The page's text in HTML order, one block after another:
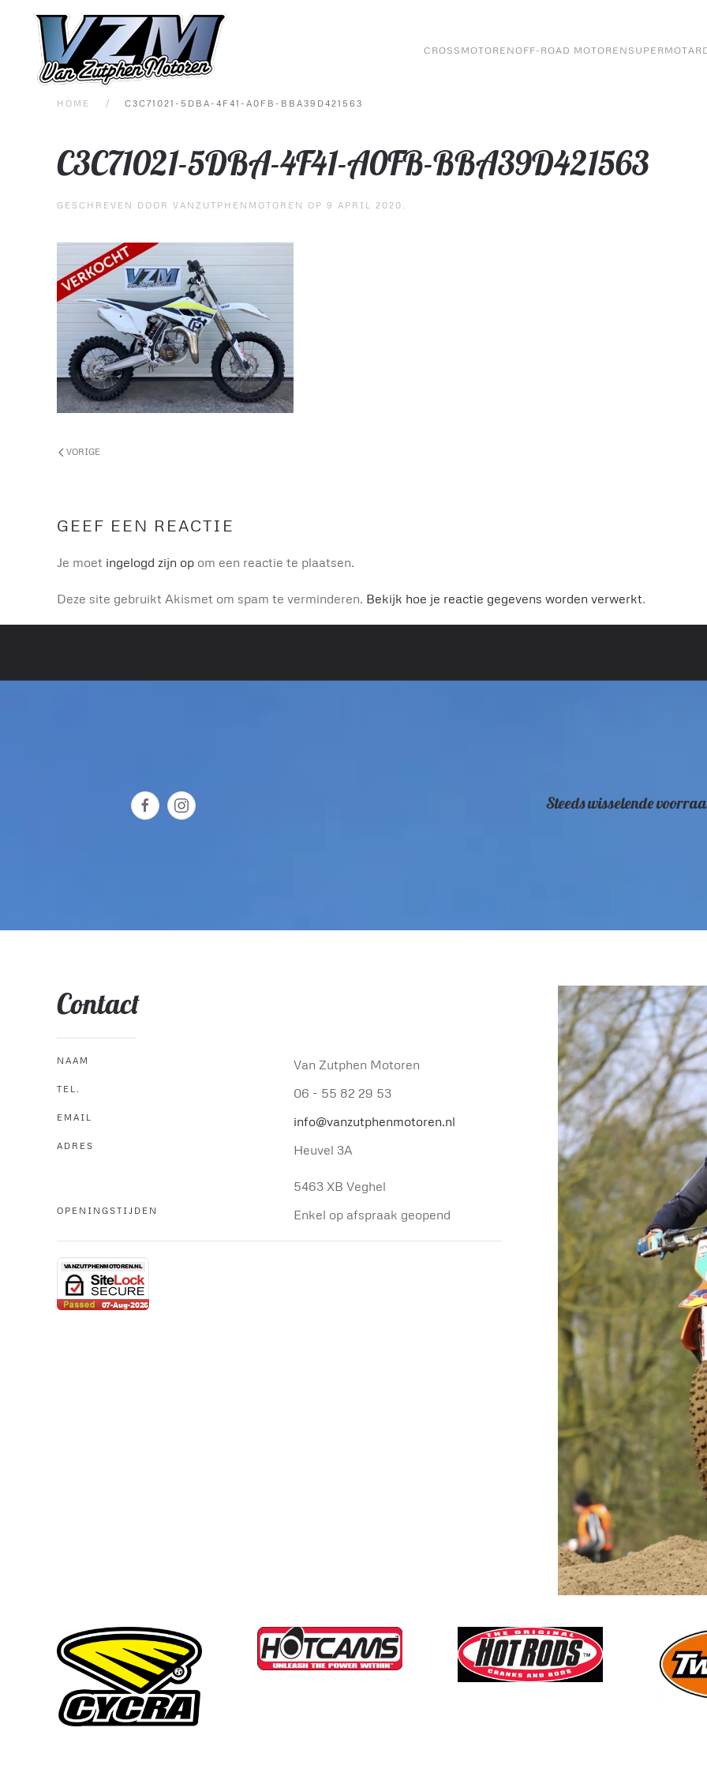
Overslaan en naar de inhoud gaan
CROSSMOTORENOFF-ROAD MOTOREN
HOME C3C71021-5DBA-4F41-A0FB-BBA39D421563
C3C71021-5DBA-4F41-A0FB-BBA39D421563
GESCHREVEN DOOR VANZUTPHENMOTOREN OP 9 APRIL 2020
VORIGE
GEEF EEN REACTIE
Je moet ingelogd zijn op om een reactie te plaatsen.
Deze site gebruikt Akismet om spam te verminderen. Bekijk hoe je reactie gegevens worden verwerkt.
Steeds wisselende
Contact
NAAM Van Zutphen Motoren
TEL. 06 - 55 82 29 53
EMAIL info@vanzutphenmotoren.nl
ADRES Heuvel 3A
5463 XB Veghel
OPENINGSTIJDEN Enkel op afspraak geopend